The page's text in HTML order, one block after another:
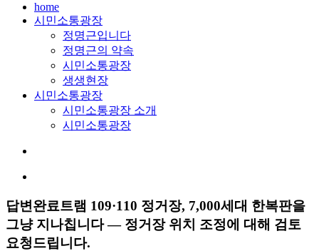
home
시민소통광장
정명근입니다
정명근의 약속
시민소통광장
생생현장
시민소통광장
시민소통광장 소개
시민소통광장
답변완료트램 109·110 정거장, 7,000세대 한복판을
그냥 지나칩니다 — 정거장 위치 조정에 대해 검토
요청드립니다.